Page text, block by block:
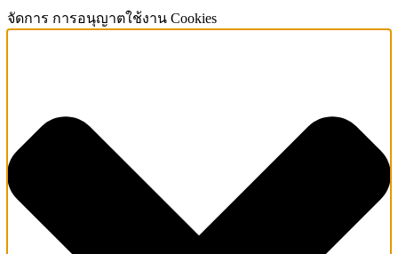
จัดการ การอนุญาตใช้งาน Cookies